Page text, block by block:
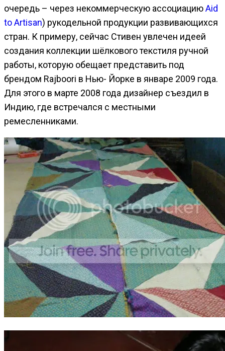
очередь – через некоммерческую ассоциациюAid
to Artisan) рукодельной продукции развивающихся
стран. К примеру, сейчас Стивен увлечен идеей
создания коллекции шёлкового текстиля ручной
работы, которую обещает представить под
брендом Rajboori в Нью- Йорке в январе 2009 года.
Для этого в марте 2008 года дизайнер съездил в
Индию, где встречался с местными
ремесленниками.